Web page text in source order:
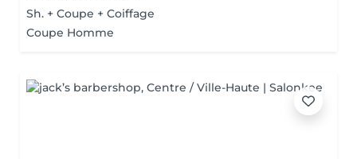
Sh. + Coupe + Coiffage
Coupe Homme